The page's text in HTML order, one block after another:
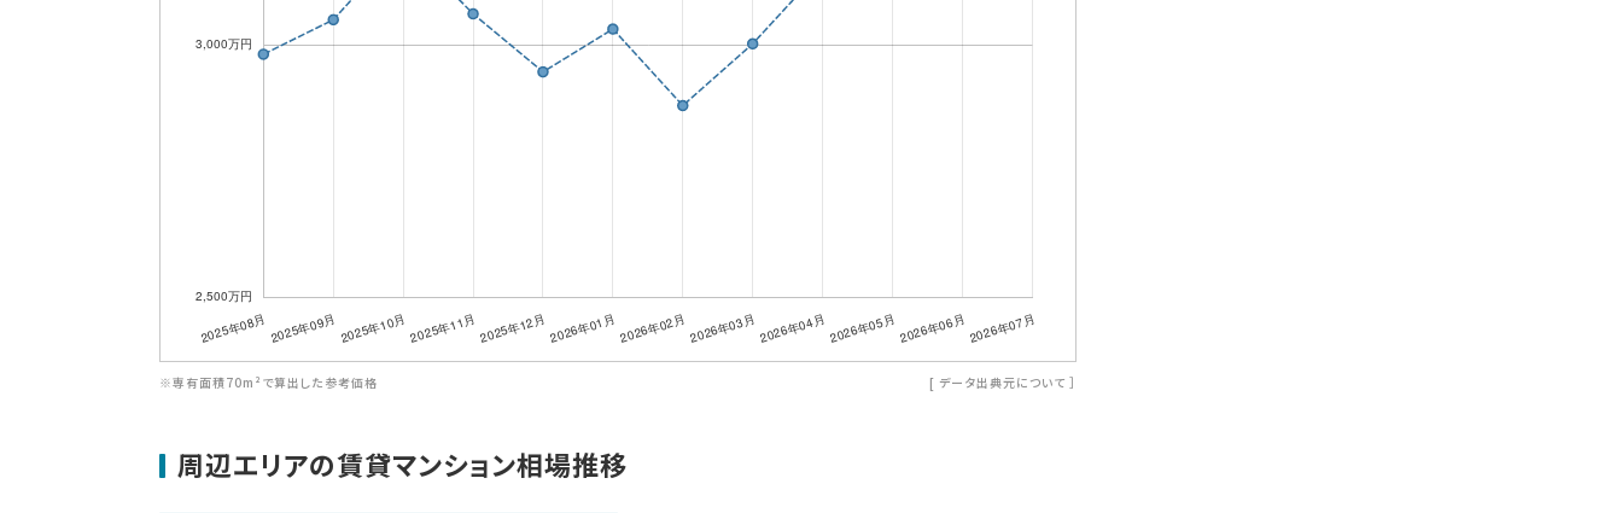
※専有面積70m²で算出した参考価格 [ データ出典元について ］
周辺エリアの賃貸マンション相場推移